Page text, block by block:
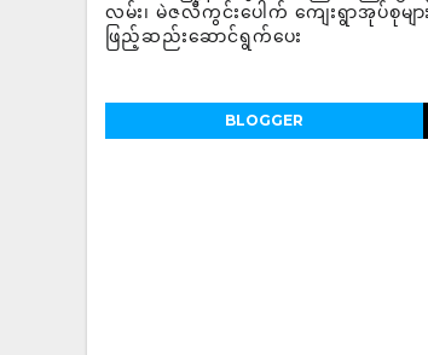
လမ်း၊ မဲဇလီကွင်းပေါက် ကျေးရွာအုပ်စုမျ
ဖြည့်ဆည်းဆောင်ရွက်ပေး
BLOGGER